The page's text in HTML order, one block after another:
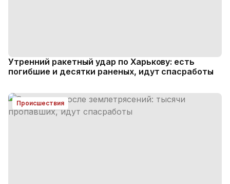
Утренний ракетный удар по Харькову: есть
погибшие и десятки раненых, идут спасработы
Происшествия